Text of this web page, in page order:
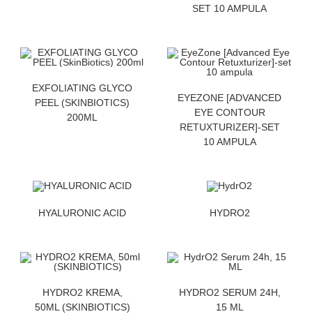
SET 10 AMPULA
EXFOLIATING GLYCO
PEEL (SKINBIOTICS)
200ML
EYEZONE [ADVANCED
EYE CONTOUR
RETUXTURIZER]-SET
10 AMPULA
HYALURONIC ACID HYDRO2
HYDRO2 KREMA,
50ML (SKINBIOTICS)
HYDRO2 SERUM 24H,
15 ML